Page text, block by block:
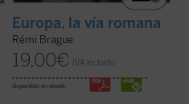
Europa, la vía romana
Rémi Brague
19,00€ IVA incluido
disponible en ebook: